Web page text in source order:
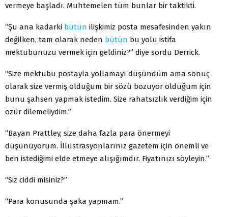
vermeye başladı. Muhtemelen tüm bunlar bir taktikti.
“Şu ana kadarki bütün ilişkimiz posta mesafesinden yakın
değilken, tam olarak neden bütün bu yolu istifa
mektubunuzu vermek için geldiniz?” diye sordu Derrick.
“Size mektubu postayla yollamayı düşündüm ama sonuç
olarak size vermiş olduğum bir sözü bozuyor olduğum için
bunu şahsen yapmak istedim. Size rahatsızlık verdiğim için
özür dilemeliydim.”
“Bayan Prattley, size daha fazla para önermeyi
düşünüyorum. İllüstrasyonlarınız gazetem için önemli ve
ben istediğimi elde etmeye alışığımdır. Fiyatınızı söyleyin.”
“Siz ciddi misiniz?”
“Para konusunda şaka yapmam.”